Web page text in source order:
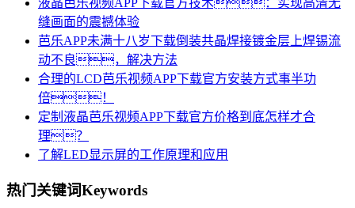
液晶芭乐视频APP下载官方技术：实现高清无
缝画面的震撼体验
芭乐APP未满十八岁下载倒装共晶焊接镀金层上焊锡流
动不良，解决方法
合理的LCD芭乐视频APP下载官方安装方式事半功
倍！
定制液晶芭乐视频APP下载官方价格到底怎样才合
理？
了解LED显示屏的工作原理和应用
热门关键词Keywords